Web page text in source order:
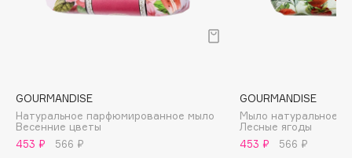
BOOMSHOP
BORK
GOURMANDISE
Натуральное парфюмированное мыло
Весенние цветы
453 ₽
566 ₽
GOURMANDISE
Мыло натуральное
Лесные ягоды
453 ₽
566 ₽